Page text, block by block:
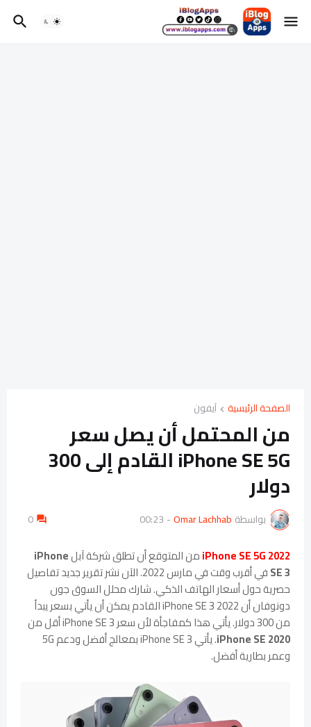
الصفحة الرئيسية آيفون
من المحتمل أن يصل سعر
iPhone SE 5G القادم إلى 300
دولار
بواسطة Omar Lachhab
-
00:23
0
iPhone SE 5G 2022من المتوقع أن تطلق شركة آبلiPhone
SE 3
في أقرب وقت في مارس 2022. الآن نشر تقرير جديد تفاصيل
حصرية حول أسعار الهاتف الذكي. شارك محلل السوق جون
دونوفان أن iPhone SE 3 2022 القادم يمكن أن يأتي بسعر يبدأ
من 300 دولار. يأتي هذا كمفاجأة لأن سعر iPhone SE 3 أقل من
iPhone SE 2020
. يأتي iPhone SE 3 بمعالج أفضل ودعم 5G
وعمر بطارية أفضل.